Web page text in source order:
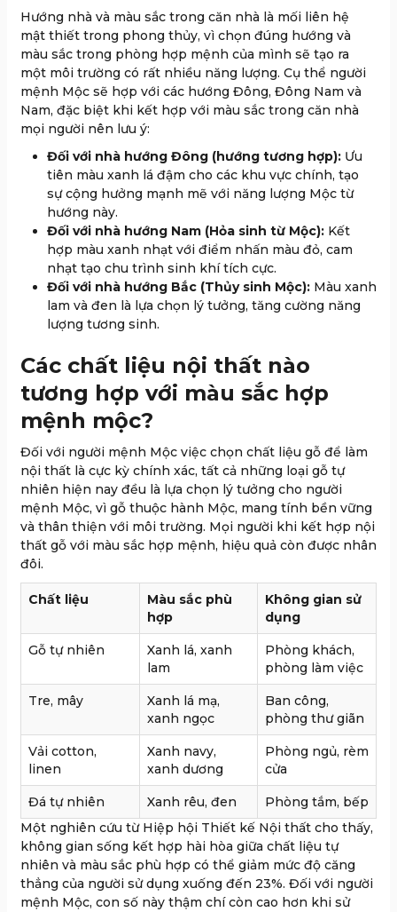
Hướng nhà và màu sắc trong căn nhà là mối liên hệ
mật thiết trong phong thủy, vì chọn đúng hướng và
màu sắc trong phòng hợp mệnh của mình sẽ tạo ra
một môi trường có rất nhiều năng lượng. Cụ thể người
mệnh Mộc sẽ hợp với các hướng Đông, Đông Nam và
Nam, đặc biệt khi kết hợp với màu sắc trong căn nhà
mọi người nên lưu ý:
Đối với nhà hướng Đông (hướng tương hợp): Ưu
tiên màu xanh lá đậm cho các khu vực chính, tạo
sự cộng hưởng mạnh mẽ với năng lượng Mộc từ
hướng này.
Đối với nhà hướng Nam (Hỏa sinh từ Mộc): Kết
hợp màu xanh nhạt với điểm nhấn màu đỏ, cam
nhạt tạo chu trình sinh khí tích cực.
Đối với nhà hướng Bắc (Thủy sinh Mộc): Màu xanh
lam và đen là lựa chọn lý tưởng, tăng cường năng
lượng tương sinh.
Các chất liệu nội thất nào
tương hợp với màu sắc hợp
mệnh mộc?
Đối với người mệnh Mộc việc chọn chất liệu gỗ để làm
nội thất là cực kỳ chính xác, tất cả những loại gỗ tự
nhiên hiện nay đều là lựa chọn lý tưởng cho người
mệnh Mộc, vì gỗ thuộc hành Mộc, mang tính bền vững
và thân thiện với môi trường. Mọi người khi kết hợp nội
thất gỗ với màu sắc hợp mệnh, hiệu quả còn được nhân
đôi.
Chất liệu
Màu sắc phù
hợp
Không gian sử
dụng
Gỗ tự nhiên
Xanh lá, xanh
lam
Phòng khách,
phòng làm việc
Tre, mây
Xanh lá mạ,
xanh ngọc
Ban công,
phòng thư giãn
Vải cotton,
linen
Xanh navy,
xanh dương
Phòng ngủ, rèm
cửa
Đá tự nhiên Xanh rêu, đen
Phòng tắm, bếp
Một nghiên cứu từ Hiệp hội Thiết kế Nội thất cho thấy,
không gian sống kết hợp hài hòa giữa chất liệu tự
nhiên và màu sắc phù hợp có thể giảm mức độ căng
thẳng của người sử dụng xuống đến 23%. Đối với người
mệnh Mộc, con số này thậm chí còn cao hơn khi sử